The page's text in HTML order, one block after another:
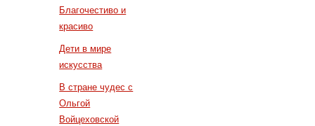
Благочестиво и
красиво
Дети в мире
искусства
В стране чудес с
Ольгой
Войцеховской